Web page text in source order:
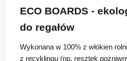
ECO BOARDS -
do regałów
Wykonana w 100% z włókien
z recyklingu (np. resztek